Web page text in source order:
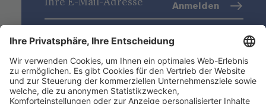
Datenschutz (Info)
Anmelden